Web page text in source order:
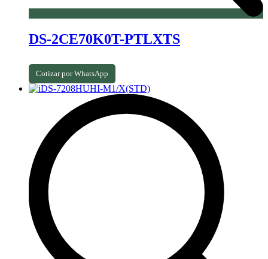
DS-2CE70K0T-PTLXTS
Cotizar por WhatsApp